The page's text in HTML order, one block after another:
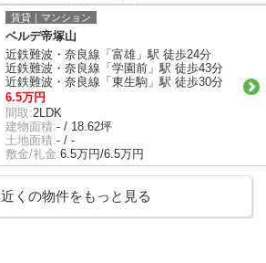
賃貸｜マンション
ベルデ帝塚山
近鉄難波・奈良線「富雄」駅 徒歩24分
近鉄難波・奈良線「学園前」駅 徒歩43分
近鉄難波・奈良線「東生駒」駅 徒歩30分
6.5万円
間取:2LDK
建物面積:- / 18.62坪
土地面積:- / -
敷金/礼金:6.5万円/6.5万円
近くの物件をもっと見る